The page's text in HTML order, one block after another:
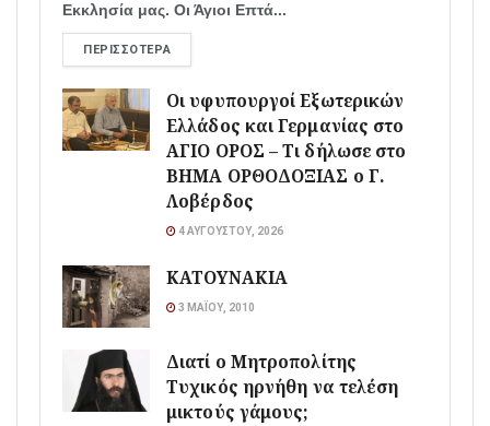
Εκκλησία μας. Οι Άγιοι Επτά...
ΠΕΡΙΣΣΌΤΕΡΑ
Οι υφυπουργοί Εξωτερικών
Ελλάδος και Γερμανίας στο
ΑΓΙΟ ΟΡΟΣ – Τι δήλωσε στο
ΒΗΜΑ ΟΡΘΟΔΟΞΙΑΣ ο Γ.
Λοβέρδος
4 ΑΥΓΟΎΣΤΟΥ, 2026
ΚΑΤΟΥΝΑΚΙΑ
3 ΜΑΪ́ΟΥ, 2010
Διατί ο Μητροπολίτης
Τυχικός ηρνήθη να τελέση
μικτούς γάμους;